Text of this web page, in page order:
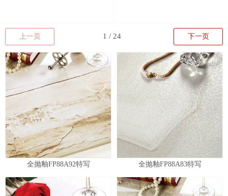
上一页 下一页
全抛釉FP88A92特写 全抛釉FP88A83特写